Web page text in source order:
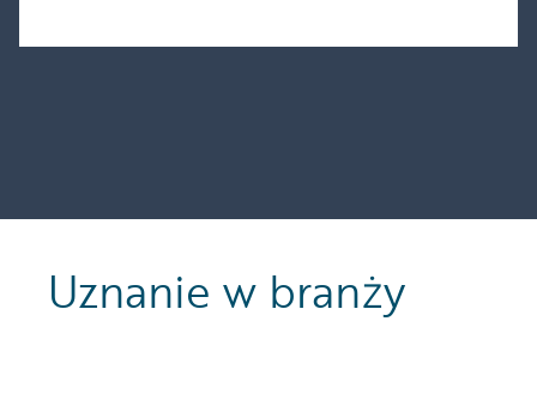
Uznanie w branży